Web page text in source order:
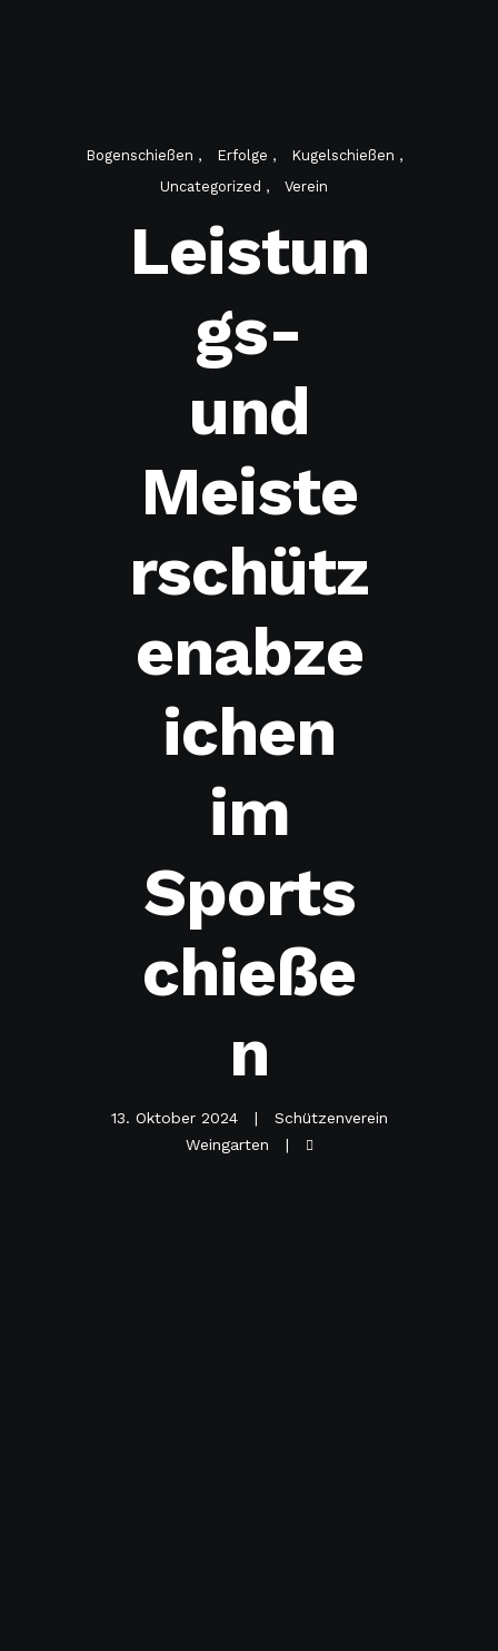
Bogenschießen Erfolge
Kugelschießen
Uncategorized
Verein
Leistun
gs-
und
Meiste
rschütz
enabze
ichen
im
Sports
chieße
n
13. Oktober 2024
Schützenverein
Weingarten